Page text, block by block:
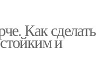
Как сделать
и